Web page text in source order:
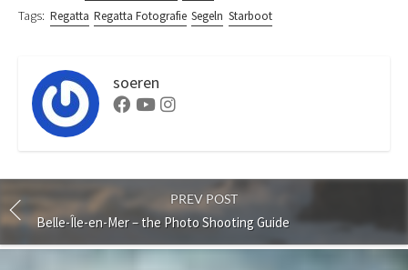
Tags: Regatta Regatta Fotografie Segeln Starboot
soeren
Facebook
YoutubeInstagram
PREV POST
Belle-Île-en-Mer – the Photo Shooting Guide